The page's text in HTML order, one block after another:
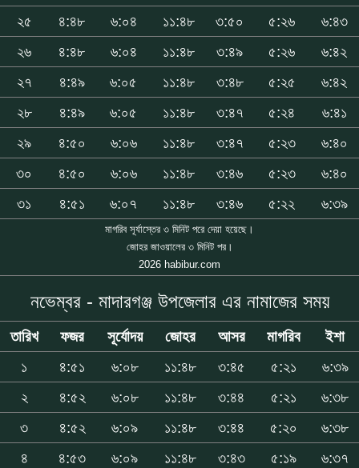
২৫
৪:৪৮ ৬:০৪ ১১:৪৮ ৩:৫০ ৫:২৬
৬:৪৩
২৬
৪:৪৮ ৬:০৪ ১১:৪৮ ৩:৪৯ ৫:২৬
৬:৪২
২৭
৪:৪৯ ৬:০৫ ১১:৪৮ ৩:৪৮ ৫:২৫
৬:৪২
২৮
৪:৪৯ ৬:০৫ ১১:৪৮ ৩:৪৭ ৫:২৪
৬:৪১
২৯
৪:৫০ ৬:০৬ ১১:৪৮ ৩:৪৭ ৫:২৩
৬:৪০
৩০
৪:৫০ ৬:০৬ ১১:৪৮ ৩:৪৬ ৫:২৩
৬:৪০
৩১
৪:৫১ ৬:০৭ ১১:৪৮ ৩:৪৬ ৫:২২ ৬:৩৯
মাগরিব সূর্যাস্তের ৩ মিনিট পরে দেয়া হয়েছে।
জোহর জাওয়ালের ৩ মিনিট পর।
2026 habibur.com
নভেম্বর - মাদারগঞ্জ উপজেলার এর নামাজের সময়
তারিখ ফজর সূর্যোদয় জোহর আসর মাগরিব
ইশা
১
৪:৫১ ৬:০৮ ১১:৪৮ ৩:৪৫ ৫:২১
৬:৩৯
২
৪:৫২ ৬:০৮ ১১:৪৮ ৩:৪৪ ৫:২১
৬:৩৮
৩
৪:৫২ ৬:০৯ ১১:৪৮ ৩:৪৪ ৫:২০
৬:৩৮
৪
৪:৫৩ ৬:০৯ ১১:৪৮ ৩:৪৩ ৫:১৯
৬:৩৭